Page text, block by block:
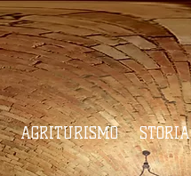
AGRITURISMO STORIA